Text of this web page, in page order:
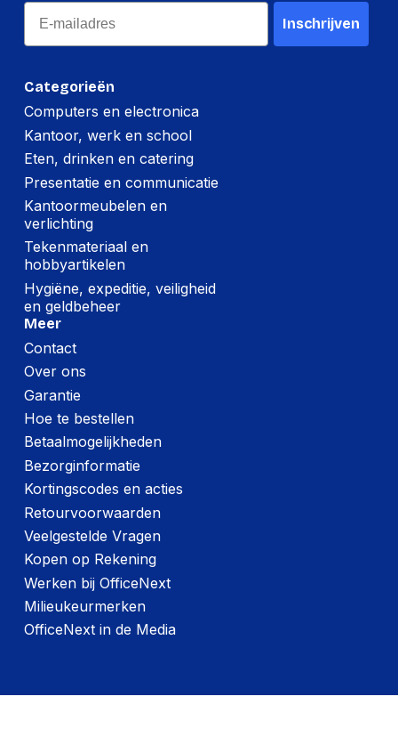
Gewicht:
Categorieën
Computers en electronica
Kantoor, werk en school
Eten, drinken en catering
Presentatie en communicatie
Kantoormeubelen en
verlichting
Tekenmateriaal en
hobbyartikelen
Hygiëne, expeditie, veiligheid
en geldbeheer
Meer
Contact
Over ons
Garantie
Hoe te bestellen
Betaalmogelijkheden
Bezorginformatie
Kortingscodes en acties
Retourvoorwaarden
Veelgestelde Vragen
Kopen op Rekening
Werken bij OfficeNext
Milieukeurmerken
OfficeNext in de Media
Email
Inschrijven